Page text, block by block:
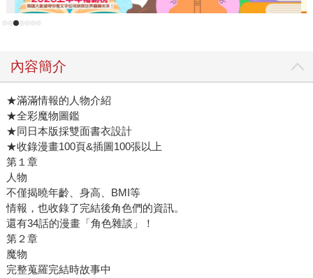
內容簡介
★滿滿情報的人物介紹
★全彩魔物圖鑑
★同日本版採雙面書衣設計
★收錄漫畫100頁&插圖100張以上
第１章
人物
不僅揭曉年齡、身高、BMI等
情報，也收錄了完結後角色們的資訊。
還有34話的漫畫「角色雜談」！
第２章
魔物
完整蒐羅完結時故事中